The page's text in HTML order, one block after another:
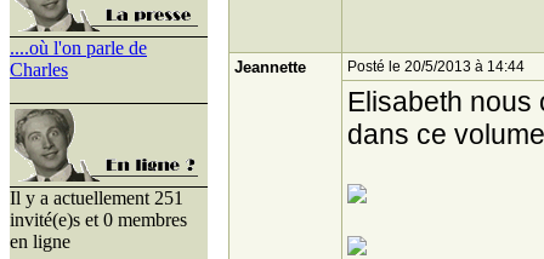
....où l'on parle de
Charles
Il y a actuellement 251
invité(e)s et 0 membres
en ligne
Jeannette Posté le 20/5/2013 à 14:44
Elisabeth nous
dans ce